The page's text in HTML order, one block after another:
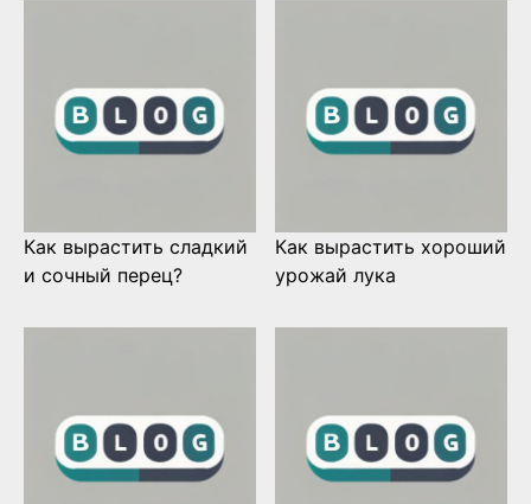
Как вырастить сладкий
и сочный перец?
Как вырастить хороший
урожай лука